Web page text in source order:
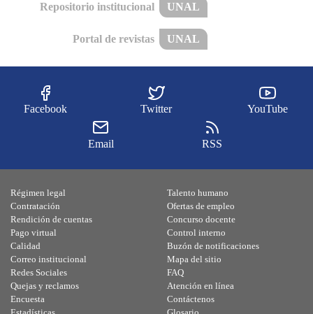
Repositorio institucional UNAL
Portal de revistas UNAL
Facebook Twitter YouTube
Email RSS
Régimen legal
Contratación
Rendición de cuentas
Pago virtual
Calidad
Talento humano
Ofertas de empleo
Concurso docente
Control interno
Buzón de notificaciones
Correo institucional
Redes Sociales
Quejas y reclamos
Encuesta
Mapa del sitio
FAQ
Atención en línea
Contáctenos